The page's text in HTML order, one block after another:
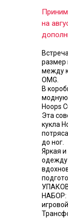
размер
между
OMG.
В
модную
Hoops
Эта
кукла
до ног.
Яркая
одежду
НАБОР:
на